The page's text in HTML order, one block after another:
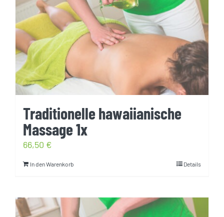
Traditionelle hawaiianische
Massage 1x
66,50 €
In den Warenkorb Details